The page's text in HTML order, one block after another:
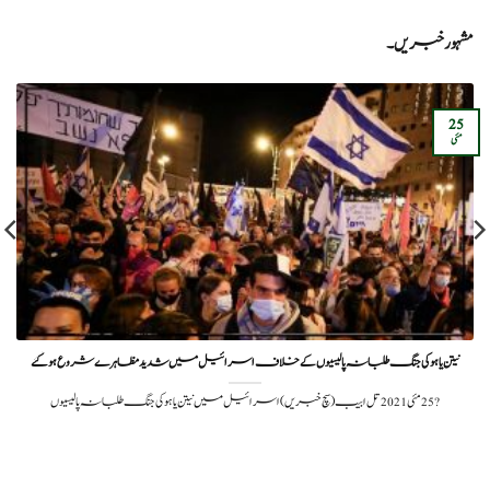
مشہور خبریں۔
نیتن یاہو کی جنگ طلبانہ پالیسیوں کے خلاف اسرائیل میں شدید مظاہرے شروع ہوگئے
?️ 25 مئی 2021تل ابیب (سچ خبریں) اسرائیل میں نیتن یاہو کی جنگ طلبانہ پالیسیوں
25
مئی